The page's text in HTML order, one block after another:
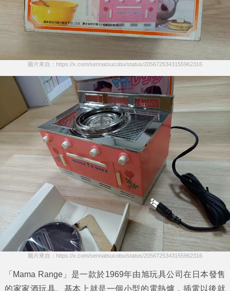
圖片來自：https://x.com/sennatsucobu/status/2056725343155962316
圖片來自：https://x.com/sennatsucobu/status/2056725343155962316
「Mama Range」 是一款於1969年由旭玩具公司在日本發售
的家家酒玩具。基本上就是一個小型的電熱爐 ，插電以後就